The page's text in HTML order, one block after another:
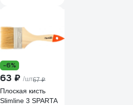
-6%
63 ₽ /шт67 ₽
Плоская кисть
Slimline 3 SPARTA